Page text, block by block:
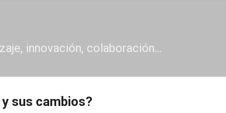
innovación, colaboración...
sus cambios?